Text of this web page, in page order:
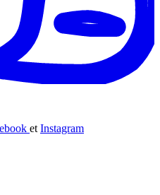
et Instagram